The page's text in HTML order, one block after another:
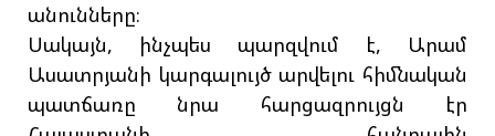
անունները։
Սակայն, ինչպես պարզվում է, Արամ
Ասատրյանի կարգալույծ արվելու հիմնական
պատճառը նրա հարցազրույցն էր